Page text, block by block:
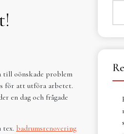
till oönskade problem
för att utföra arbetet.
en dag och frågade
tex. badrumsrenovering